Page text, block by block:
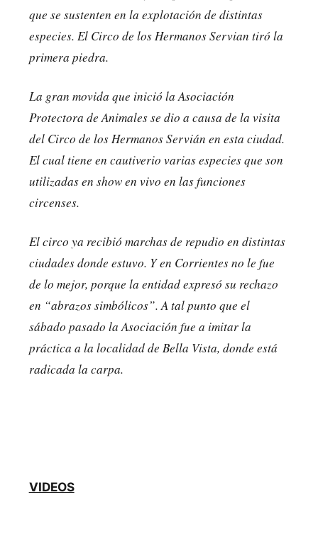
que se sustenten en la explotación de distintas
especies. El Circo de los Hermanos Servian tiró la
primera piedra.
La gran movida que inició la Asociación
Protectora de Animales se dio a causa de la visita
del Circo de los Hermanos Servián en esta ciudad.
El cual tiene en cautiverio varias especies que son
utilizadas en show en vivo en las funciones
circenses.
El circo ya recibió marchas de repudio en distintas
ciudades donde estuvo. Y en Corrientes no le fue
de lo mejor, porque la entidad expresó su rechazo
en “abrazos simbólicos”. A tal punto que el
sábado pasado la Asociación fue a imitar la
práctica a la localidad de Bella Vista, donde está
radicada la carpa.
VIDEOS